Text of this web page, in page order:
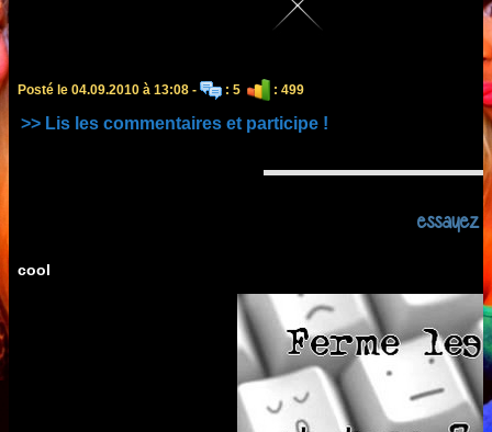
Posté le 04.09.2010 à 13:08 - : 5 : 499
>> Lis les commentaires et participe !
essayez
cool